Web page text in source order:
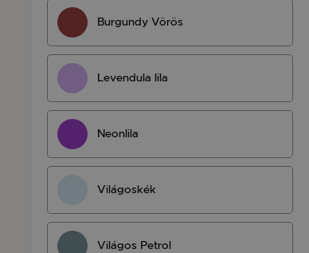
Burgundy Vörös
Levendula lila
Neonlila
Világoskék
Világos Petrol